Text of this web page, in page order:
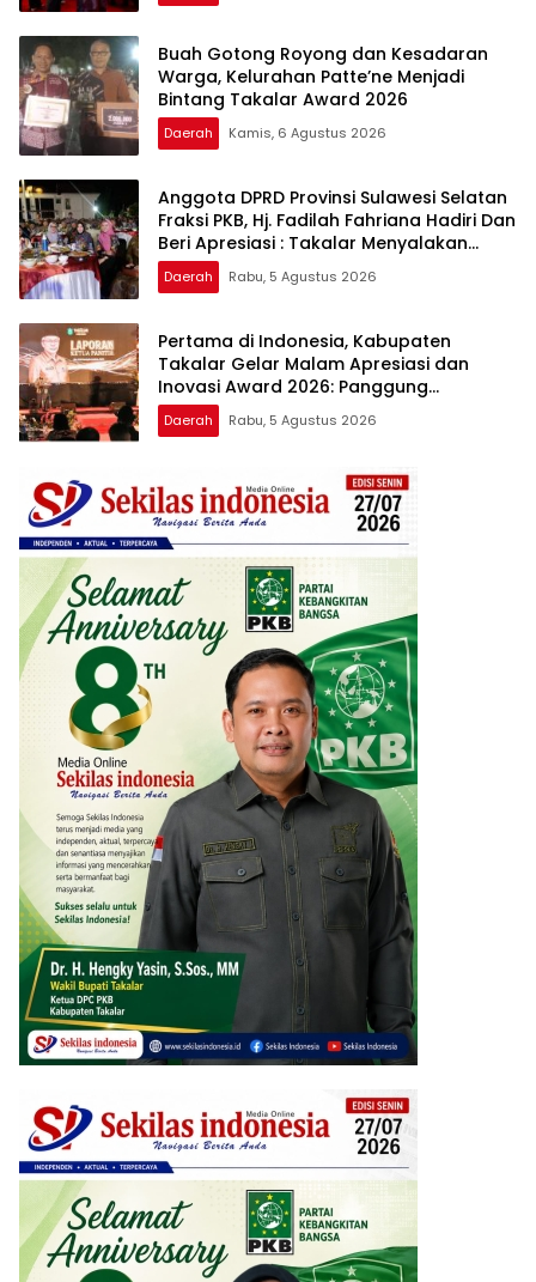
Buah Gotong Royong dan Kesadaran
Warga, Kelurahan Patte’ne Menjadi
Bintang Takalar Award 2026
Daerah Kamis, 6 Agustus 2026
Anggota DPRD Provinsi Sulawesi Selatan
Fraksi PKB, Hj. Fadilah Fahriana Hadiri Dan
Beri Apresiasi : Takalar Menyalakan
Lentera Pengabdian Melalui Malam
Apresiasi dan Inovasi Award 2026
Daerah Rabu, 5 Agustus 2026
Pertama di Indonesia, Kabupaten
Takalar Gelar Malam Apresiasi dan
Inovasi Award 2026: Panggung
Penghargaan bagi Pelayan Publik
Berprestasi
Daerah Rabu, 5 Agustus 2026